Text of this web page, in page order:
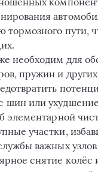
тормозного пути,
необходим для
пружин и
шин или
элементарной
участки,
важных
снятие колёс